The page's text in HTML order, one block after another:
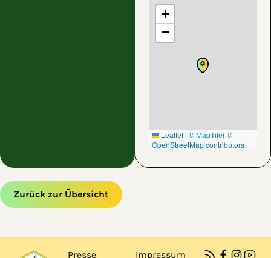
+
−
Leaflet | © MapTiler©
OpenStreetMap contributors
Zurück zur Übersicht
Presse
Impressum